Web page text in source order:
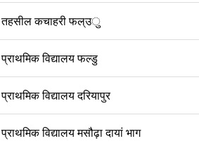
तहसील कचाहरी फल्उु
प्राथमिक विद्यालय फल्डु
प्राथमिक विद्यालय दरियापुर
प्राथमिक विद्यालय मसौढ़ा दायां भाग